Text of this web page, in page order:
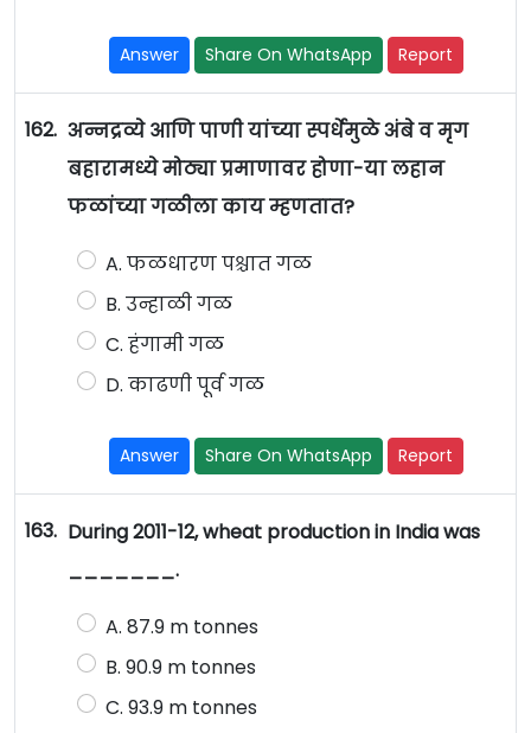
Answer Share On WhatsApp Report
162. अन्नद्रव्ये आणि पाणी यांच्या स्पर्धेमुळे अंबे व मृग
बहारामध्ये मोठ्या प्रमाणावर होणा-या लहान
फळांच्या गळीला काय म्हणतात?
A. फळधारण पश्चात गळ
B. उन्हाळी गळ
C. हंगामी गळ
D. काढणी पूर्व गळ
Answer Share On WhatsApp Report
163. During 2011-12, wheat production in India was
_______.
A. 87.9 m tonnes
B. 90.9 m tonnes
C. 93.9 m tonnes